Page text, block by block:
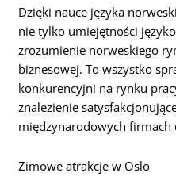
Dzięki nauce języka
nie tylko umiejętności
zrozumienie norweskiego
biznesowej. To wszystko
konkurencyjni na rynku
znalezienie
międzynarodowych firmach
Zimowe atrakcje w Oslo